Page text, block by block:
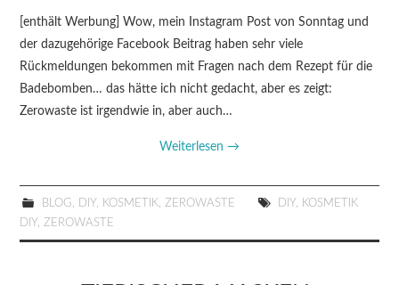
[enthält Werbung] Wow, mein Instagram Post von Sonntag und
der dazugehörige Facebook Beitrag haben sehr viele
Rückmeldungen bekommen mit Fragen nach dem Rezept für die
Badebomben… das hätte ich nicht gedacht, aber es zeigt:
Zerowaste ist irgendwie in, aber auch…
Weiterlesen →
BLOG DIY, KOSMETIK ZEROWASTE DIY,
KOSMETIK
DIY
ZEROWASTE